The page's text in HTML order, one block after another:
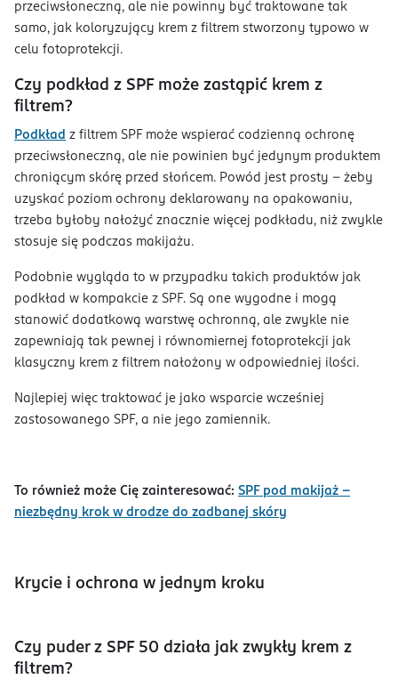
przeciwsłoneczną, ale nie powinny być traktowane tak
samo, jak koloryzujący krem z filtrem stworzony typowo w
celu fotoprotekcji.
Czy podkład z SPF może zastąpić krem z
filtrem?
Podkład z filtrem SPF może wspierać codzienną ochronę
przeciwsłoneczną, ale nie powinien być jedynym produktem
chroniącym skórę przed słońcem. Powód jest prosty – żeby
uzyskać poziom ochrony deklarowany na opakowaniu,
trzeba byłoby nałożyć znacznie więcej podkładu, niż zwykle
stosuje się podczas makijażu.
Podobnie wygląda to w przypadku takich produktów jak
podkład w kompakcie z SPF. Są one wygodne i mogą
stanowić dodatkową warstwę ochronną, ale zwykle nie
zapewniają tak pewnej i równomiernej fotoprotekcji jak
klasyczny krem z filtrem nałożony w odpowiedniej ilości.
Najlepiej więc traktować je jako wsparcie wcześniej
zastosowanego SPF, a nie jego zamiennik.
To również może Cię zainteresować: SPF pod makijaż –
niezbędny krok w drodze do zadbanej skóry
Krycie i ochrona w jednym kroku
Czy puder z SPF 50 działa jak zwykły krem z
filtrem?